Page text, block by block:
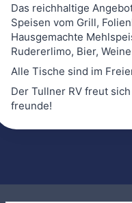
Das reichhaltige
Speisen vom Grill,
Hausgemachte
Rudererlimo, Bier,
Alle Tische sind im
Der Tullner RV freut
freunde!